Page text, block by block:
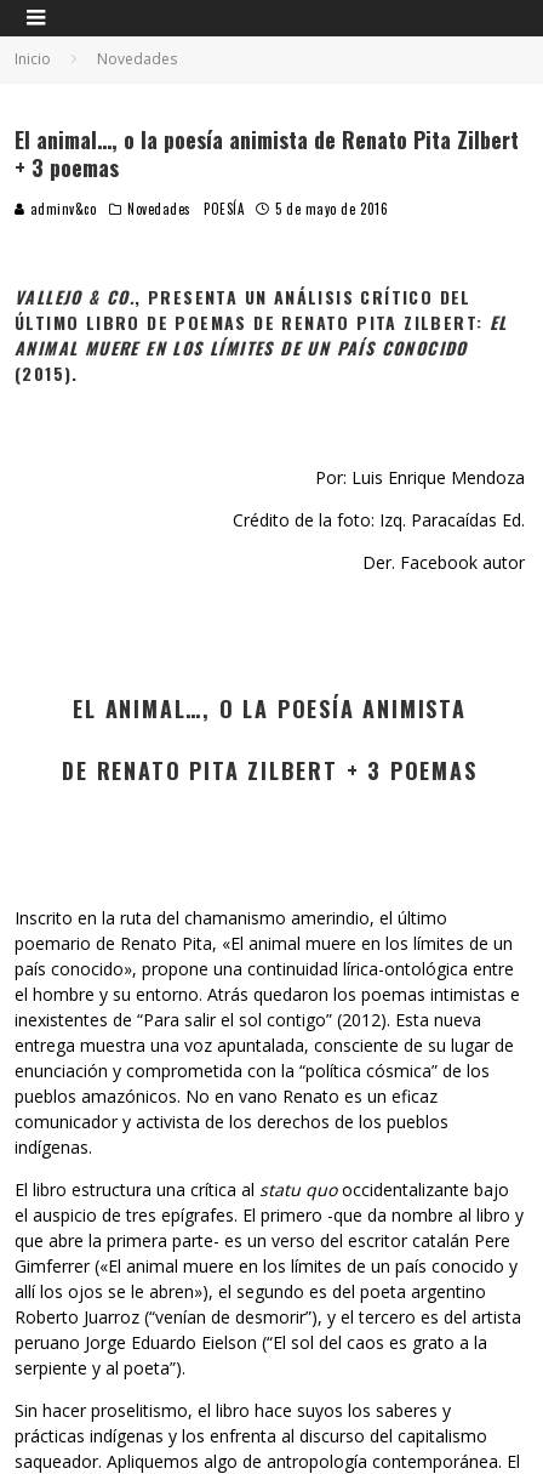
Inicio Novedades
El animal…, o la poesía animista de Renato Pita Zilbert
+ 3 poemas
adminv&co Novedades POESÍA 5 de mayo de 2016
VALLEJO & CO., PRESENTA UN ANÁLISIS CRÍTICO DEL
ÚLTIMO LIBRO DE POEMAS DE RENATO PITA ZILBERT: EL
ANIMAL MUERE EN LOS LÍMITES DE UN PAÍS CONOCIDO
(2015).
Por: Luis Enrique Mendoza
Crédito de la foto: Izq. Paracaídas Ed.
Der. Facebook autor
EL ANIMAL…, O LA POESÍA ANIMISTA
DE RENATO PITA ZILBERT + 3 POEMAS
Inscrito en la ruta del chamanismo amerindio, el último
poemario de Renato Pita, «El animal muere en los límites de un
país conocido», propone una continuidad lírica-ontológica entre
el hombre y su entorno. Atrás quedaron los poemas intimistas e
inexistentes de “Para salir el sol contigo” (2012). Esta nueva
entrega muestra una voz apuntalada, consciente de su lugar de
enunciación y comprometida con la “política cósmica” de los
pueblos amazónicos. No en vano Renato es un eficaz
comunicador y activista de los derechos de los pueblos
indígenas.
El libro estructura una crítica al statu quooccidentalizante bajo
el auspicio de tres epígrafes. El primero -que da nombre al libro y
que abre la primera parte- es un verso del escritor catalán Pere
Gimferrer («El animal muere en los límites de un país conocido y
allí los ojos se le abren»), el segundo es del poeta argentino
Roberto Juarroz (“venían de desmorir”), y el tercero es del artista
peruano Jorge Eduardo Eielson (“El sol del caos es grato a la
serpiente y al poeta”).
Sin hacer proselitismo, el libro hace suyos los saberes y
prácticas indígenas y los enfrenta al discurso del capitalismo
saqueador. Apliquemos algo de antropología contemporánea. El